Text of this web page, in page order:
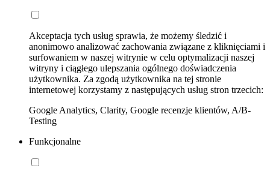
Akceptacja tych usług sprawia, że możemy śledzić i
anonimowo analizować zachowania związane z kliknięciami i
surfowaniem w naszej witrynie w celu optymalizacji naszej
witryny i ciągłego ulepszania ogólnego doświadczenia
użytkownika. Za zgodą użytkownika na tej stronie
internetowej korzystamy z następujących usług stron trzecich:
Google Analytics, Clarity, Google recenzje klientów, A/B-
Testing
Funkcjonalne